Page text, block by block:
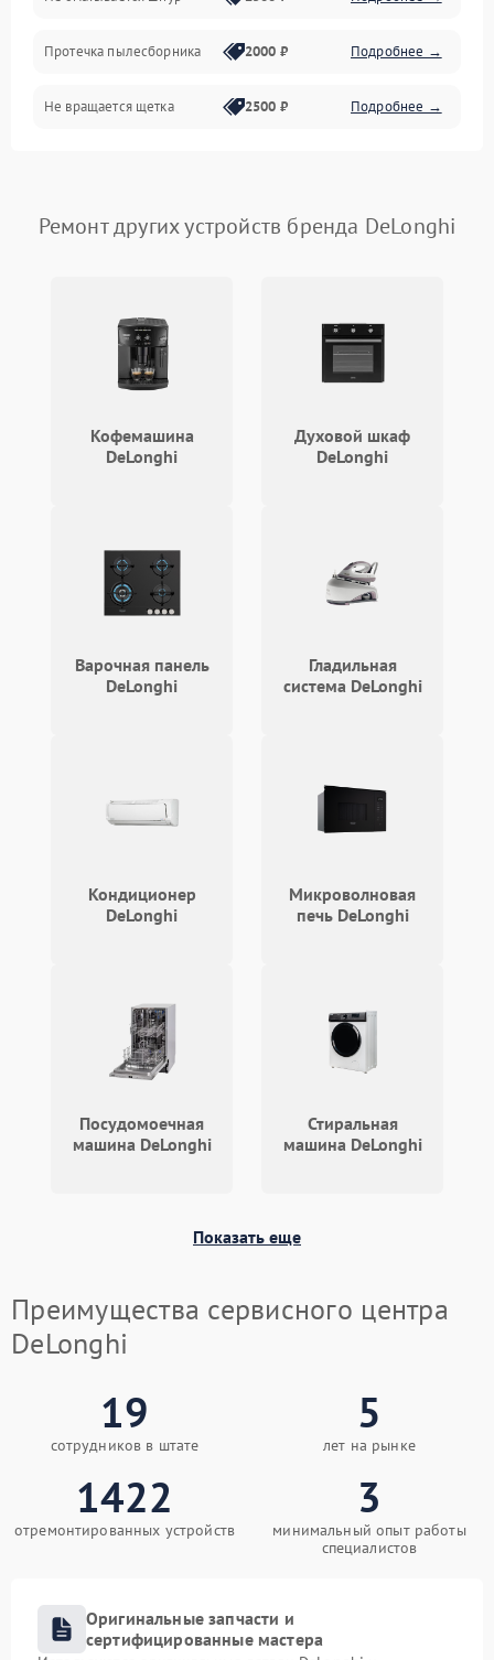
Протечка пылесборника 2000 ₽ Подробнее →
Не вращается щетка 2500 ₽ Подробнее →
Поломка контейнера для
пыли
1500 ₽ Подробнее →
Ремонт других устройств бренда DeLonghi
Кофемашина
DeLonghi
Духовой шкаф
DeLonghi
Варочная панель
DeLonghi
Гладильная
система DeLonghi
Кондиционер
DeLonghi
Микроволновая
печь DeLonghi
Посудомоечная
машина DeLonghi
Стиральная
машина DeLonghi
Показать еще
Преимущества сервисного центра
DeLonghi
19
сотрудников в штате
5
лет на рынке
1422
отремонтированных устройств
3
минимальный опыт работы
специалистов
Оригинальные запчасти и
сертифицированные мастера